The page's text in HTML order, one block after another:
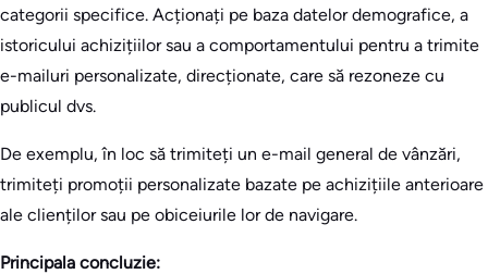
categorii specifice. Acționați pe baza datelor demografice, a
istoricului achizițiilor sau a comportamentului pentru a trimite
e-mailuri personalizate, direcționate, care să rezoneze cu
publicul dvs.
De exemplu, în loc să trimiteți un e-mail general de vânzări,
trimiteți promoții personalizate bazate pe achizițiile anterioare
ale clienților sau pe obiceiurile lor de navigare.
Principala concluzie: